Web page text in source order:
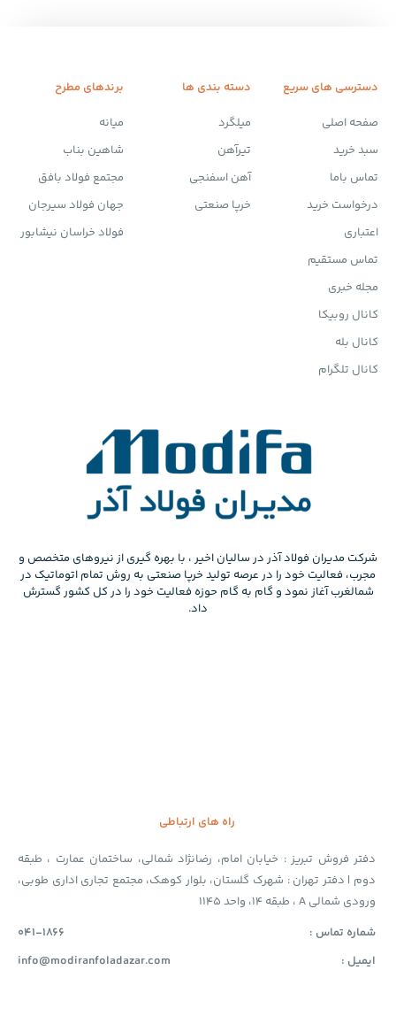
دسترسی های سریع
صفحه اصلی
سبد خرید
تماس باما
درخواست خرید
اعتباری
تماس مستقیم
مجله خبری
کانال روبیکا
کانال بله
کانال تلگرام
دسته بندی ها
میلگرد
تیرآهن
آهن اسفنجی
خرپا صنعتی
برندهای مطرح
میانه
شاهین بناب
مجتمع فولاد بافق
جهان فولاد سیرجان
فولاد خراسان نیشابور
شرکت مدیران فولاد آذر در سالیان اخیر ، با بهره گیری از نیروهای متخصص و
مجرب، فعالیت خود را در عرصه تولید خرپا صنعتی به روش تمام اتوماتیک در
شمالغرب آغاز نمود و گام به گام حوزه فعالیت خود را در کل کشور گسترش
داد.
راه های ارتباطی
دفتر فروش تبریز : خیابان امام، رضانژاد شمالی، ساختمان عمارت ، طبقه
دوم | دفتر تهران : شهرک گلستان، بلوار کوهک، مجتمع تجاری اداری طوبی،
ورودی شمالی A ، طبقه 14، واحد 1145
شماره تماس :
041-1866
ایمیل :
info@modiranfoladazar.com